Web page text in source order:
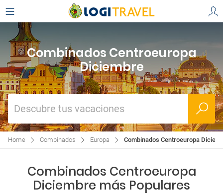
Combinados Centroeuropa
Diciembre
Descubre tus vacaciones
Home Combinados Europa Combinados Centroeuropa
Combinados Centroeuropa
Diciembre más Populares